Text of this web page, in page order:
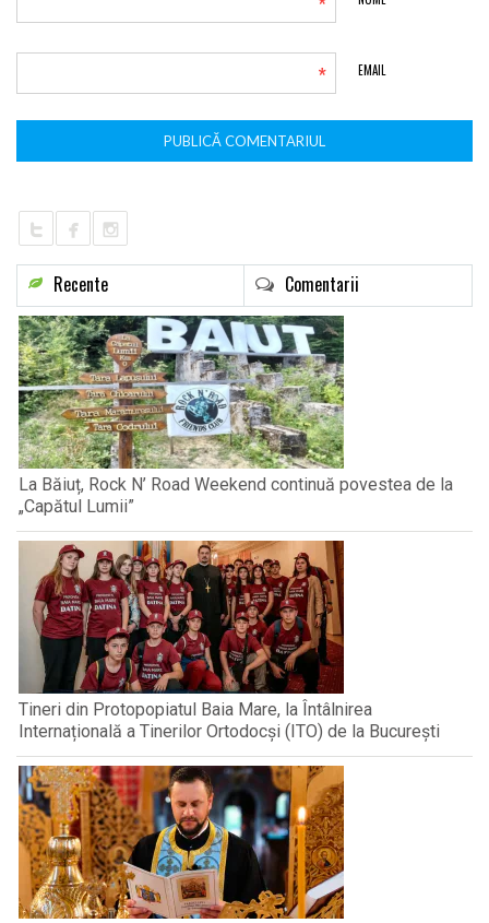
EMAIL
*
Recente Comentarii
La Băiuț, Rock N’ Road Weekend continuă povestea de la
„Capătul Lumii”
Tineri din Protopopiatul Baia Mare, la Întâlnirea
Internațională a Tinerilor Ortodocși (ITO) de la București